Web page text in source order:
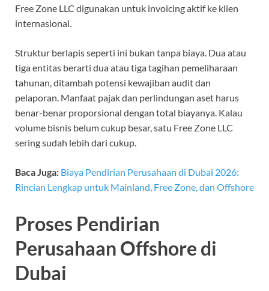
Free Zone LLC digunakan untuk invoicing aktif ke klien
internasional.
Struktur berlapis seperti ini bukan tanpa biaya. Dua atau
tiga entitas berarti dua atau tiga tagihan pemeliharaan
tahunan, ditambah potensi kewajiban audit dan
pelaporan. Manfaat pajak dan perlindungan aset harus
benar-benar proporsional dengan total biayanya. Kalau
volume bisnis belum cukup besar, satu Free Zone LLC
sering sudah lebih dari cukup.
Baca Juga: Biaya Pendirian Perusahaan di Dubai 2026:
Rincian Lengkap untuk Mainland, Free Zone, dan Offshore
Proses Pendirian
Perusahaan Offshore di
Dubai